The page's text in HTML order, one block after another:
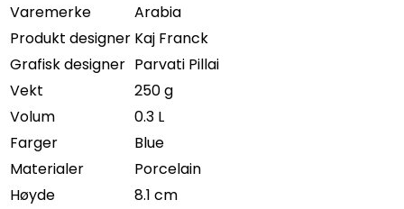
Varemerke
Arabia
Produkt designer Kaj Franck
Grafisk designer Parvati Pillai
Vekt
250 g
Volum
0.3 L
Farger
Blue
Materialer
Porcelain
Høyde
8.1 cm